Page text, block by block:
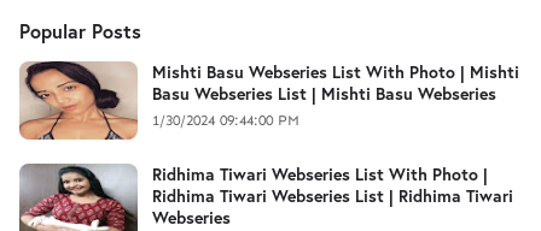
Popular Posts
Mishti Basu Webseries List With Photo | Mishti
Basu Webseries List | Mishti Basu Webseries
1/30/2024 09:44:00 PM
Ridhima Tiwari Webseries List With Photo |
Ridhima Tiwari Webseries List | Ridhima Tiwari
Webseries